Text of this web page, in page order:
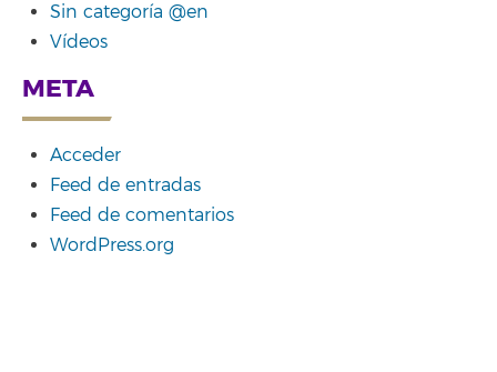
Sin categoría @en
Vídeos
META
Acceder
Feed de entradas
Feed de comentarios
WordPress.org